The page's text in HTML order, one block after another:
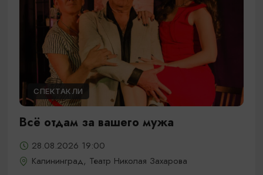
СПЕКТАКЛИ
Всё отдам за вашего мужа
28.08.2026 19:00
Калининград, Театр Николая Захарова